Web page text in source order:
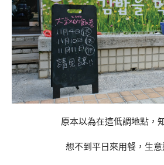
原本以為在這低調地點，
想不到平日來用餐，生